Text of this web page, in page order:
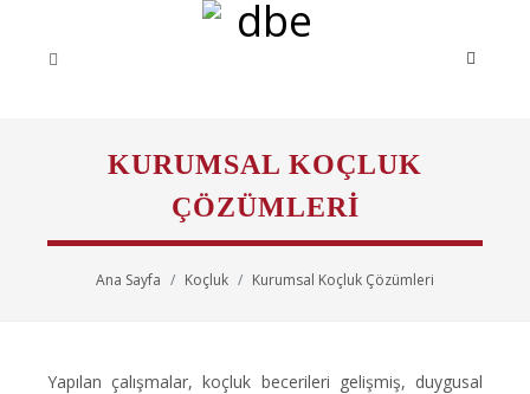
KURUMSAL KOÇLUK
ÇÖZÜMLERI
Ana Sayfa Koçluk Kurumsal Koçluk Çözümleri
Yapılan çalışmalar, koçluk becerileri gelişmiş, duygusal